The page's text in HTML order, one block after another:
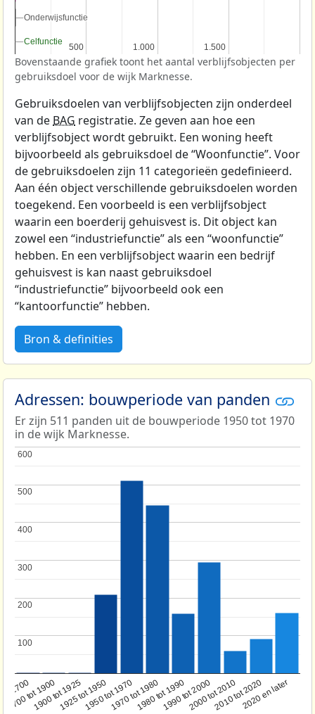
500
500 1.000
1.000 1.500
1.500
Onderwijsfunctie
Onderwijsfunctie
Celfunctie
Celfunctie
Bovenstaande grafiek toont het aantal verblijfsobjecten per
gebruiksdoel voor de wijk Marknesse.
Gebruiksdoelen van verblijfsobjecten zijn onderdeel
van de BAG registratie. Ze geven aan hoe een
verblijfsobject wordt gebruikt. Een woning heeft
bijvoorbeeld als gebruiksdoel de “Woonfunctie”. Voor
de gebruiksdoelen zijn 11 categorieën gedefinieerd.
Aan één object verschillende gebruiksdoelen worden
toegekend. Een voorbeeld is een verblijfsobject
waarin een boerderij gehuisvest is. Dit object kan
zowel een “industriefunctie” als een “woonfunctie”
hebben. En een verblijfsobject waarin een bedrijf
gehuisvest is kan naast gebruiksdoel
“industriefunctie” bijvoorbeeld ook een
“kantoorfunctie” hebben.
Bron & definities
Adressen: bouwperiode van panden
Er zijn 511 panden uit de bouwperiode 1950 tot 1970
in de wijk Marknesse.
1700
1700 tot 1900
1900 tot 19251925 tot 19501950 tot 19701970 tot 19801980 tot 19901990 tot 20002000 tot 20102010 tot 20202020 en later
100
100
200
200
300
300
400
400
500
500
600
600